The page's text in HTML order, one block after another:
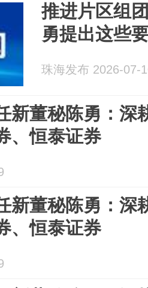
推进片区组
勇提出这些
珠海发布 2026-07-
新董秘陈勇：深
、恒泰证券
新董秘陈勇：深
、恒泰证券